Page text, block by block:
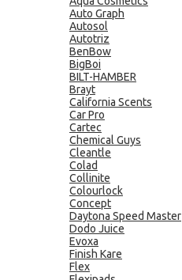
Auto Graph
Autosol
Autotriz
BenBow
BigBoi
BILT-HAMBER
Brayt
California Scents
Car Pro
Cartec
Chemical Guys
Cleantle
Colad
Collinite
Colourlock
Concept
Daytona Speed Master
Dodo Juice
Evoxa
Finish Kare
Flex